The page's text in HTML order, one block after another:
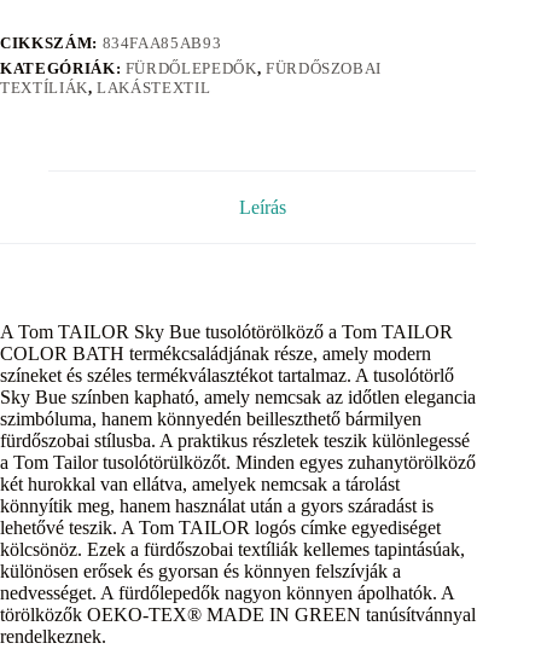
CIKKSZÁM: 834FAA85AB93
KATEGÓRIÁK: FÜRDŐLEPEDŐK, FÜRDŐSZOBAI
TEXTÍLIÁK,LAKÁSTEXTIL
Leírás
A Tom TAILOR Sky Bue tusolótörölköző a Tom TAILOR
COLOR BATH termékcsaládjának része, amely modern
színeket és széles termékválasztékot tartalmaz. A tusolótörlő
Sky Bue színben kapható, amely nemcsak az időtlen elegancia
szimbóluma, hanem könnyedén beilleszthető bármilyen
fürdőszobai stílusba. A praktikus részletek teszik különlegessé
a Tom Tailor tusolótörülközőt. Minden egyes zuhanytörölköző
két hurokkal van ellátva, amelyek nemcsak a tárolást
könnyítik meg, hanem használat után a gyors száradást is
lehetővé teszik. A Tom TAILOR logós címke egyediséget
kölcsönöz. Ezek a fürdőszobai textíliák kellemes tapintásúak,
különösen erősek és gyorsan és könnyen felszívják a
nedvességet. A fürdőlepedők nagyon könnyen ápolhatók. A
törölközők OEKO-TEX® MADE IN GREEN tanúsítvánnyal
rendelkeznek.